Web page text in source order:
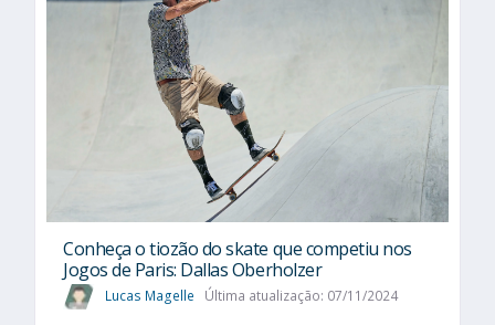
Conheça o tiozão do skate que competiu nos
Jogos de Paris: Dallas Oberholzer
Lucas Magelle Última atualização: 07/11/2024